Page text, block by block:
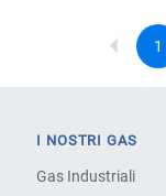
1
I NOSTRI GAS
Gas Industriali